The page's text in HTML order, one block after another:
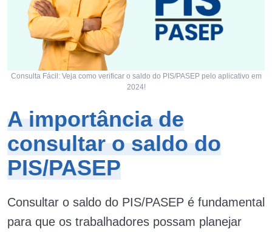
Consulta Fácil: Veja como verificar o saldo do PIS/PASEP pelo aplicativo em
2024!
A importância de
consultar o saldo do
PIS/PASEP
Consultar o saldo do PIS/PASEP é fundamental
para que os trabalhadores possam planejar